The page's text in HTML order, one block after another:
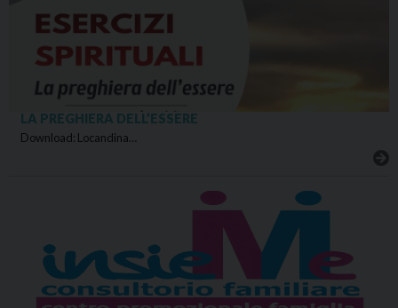
LA PREGHIERA DELL’ESSERE
Download: Locandina…